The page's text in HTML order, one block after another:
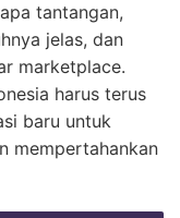
tantangan,
jelas, dan
marketplace.
harus terus
baru untuk
mempertahankan